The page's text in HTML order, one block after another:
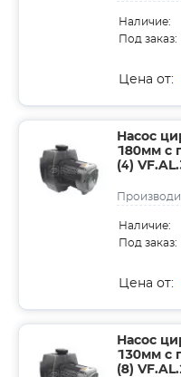
Наличие:
Под заказ:
Цена от:
Насос
180мм с
(4)
Наличие:
Под заказ:
Цена от:
Насос
130мм с
(8)